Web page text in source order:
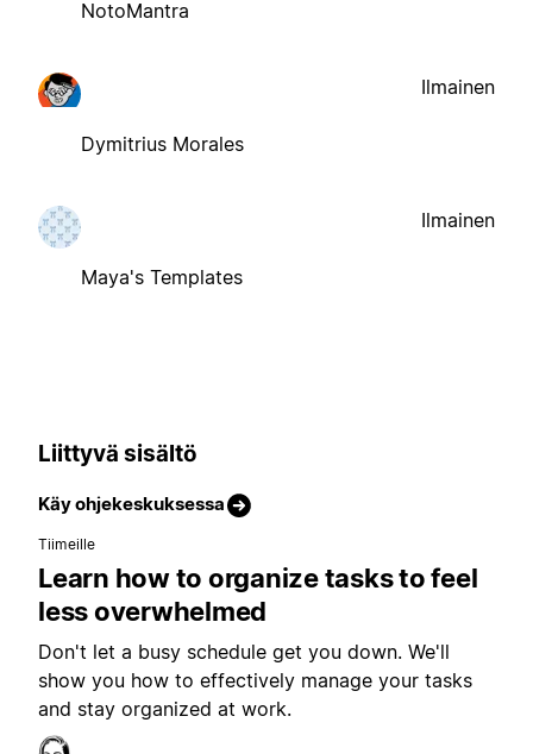
NotoMantra
Dymitrius Morales
Ilmainen
Maya's Templates
Ilmainen
Liittyvä sisältö
Käy ohjekeskuksessa
Tiimeille
Learn how to organize tasks to feel
less overwhelmed
Don't let a busy schedule get you down. We'll
show you how to effectively manage your tasks
and stay organized at work.